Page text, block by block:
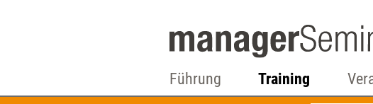
Führung Training